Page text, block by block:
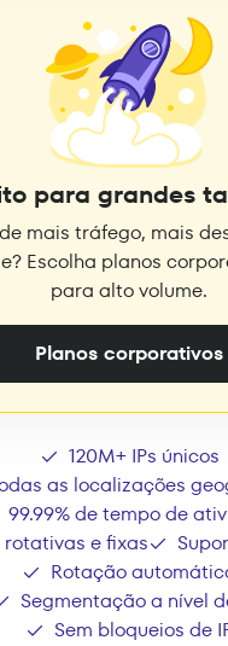
para grandes
mais tráfego, mais
Escolha planos
para alto volume.
Planos corporativos
120M+ IPs únicos
as localizações
99.99% de tempo de
rotativas e fixas
Rotação
Segmentação a nível
Sem bloqueios de